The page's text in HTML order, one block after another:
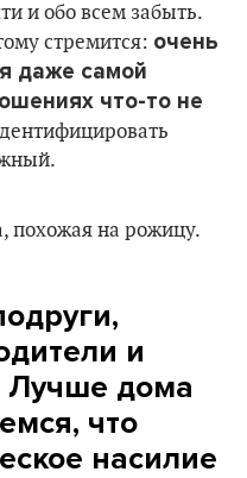
и обо всем забыть.
стремится: очень
даже самой
что-то не
и
Лучше дома
что
насилие